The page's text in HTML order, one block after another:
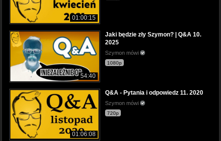
01:00:15
54:40
Jaki będzie zły Szymon? | Q&A 10.
2025
Szymon mówi
1080p
01:06:08
Q&A - Pytania i odpowiedz 11. 2020
Szymon mówi
720p